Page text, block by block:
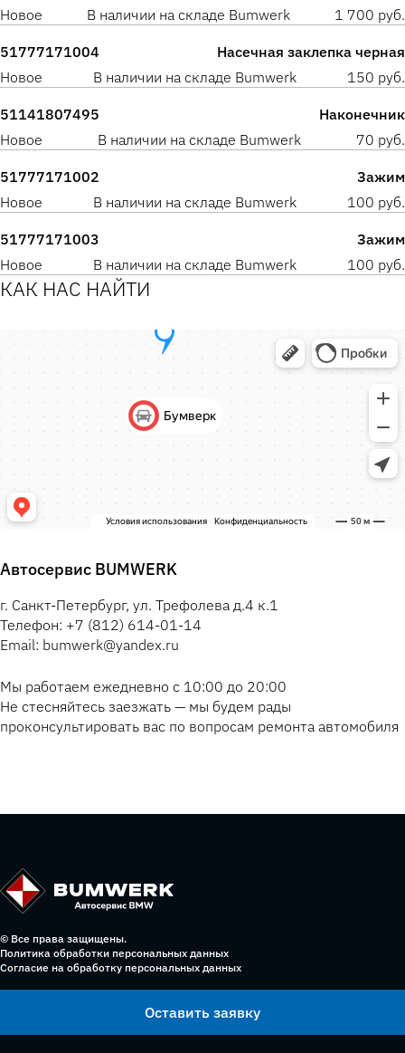
Новое
В наличии на складе Bumwerk 1 700 руб.
51777171004
Насечная заклепка черная
Новое
В наличии на складе Bumwerk 150 руб.
51141807495
Наконечник
Новое
В наличии на складе Bumwerk 70 руб.
51777171002
Зажим
Новое
В наличии на складе Bumwerk 100 руб.
51777171003
Зажим
Новое
В наличии на складе Bumwerk 100 руб.
КАК НАС НАЙТИ
Автосервис BUMWERK
г. Санкт-Петербург, ул. Трефолева д.4 к.1
Телефон: +7 (812) 614-01-14
Email: bumwerk@yandex.ru
Мы работаем ежедневно с 10:00 до 20:00
Не стесняйтесь заезжать — мы будем рады
проконсультировать вас по вопросам ремонта автомобиля
© Все права защищены.
Политика обработки персональных данных
Согласие на обработку персональных данных
Оставить заявку